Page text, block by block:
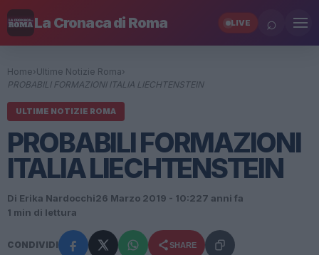
La Cronaca di Roma LIVE ⌕
Home› Ultime Notizie Roma›
PROBABILI FORMAZIONI ITALIA LIECHTENSTEIN
ULTIME NOTIZIE ROMA
PROBABILI FORMAZIONI
ITALIA LIECHTENSTEIN
Di Erika Nardocchi26 Marzo 2019 - 10:227 anni fa
1 min di lettura
CONDIVIDI SHARE